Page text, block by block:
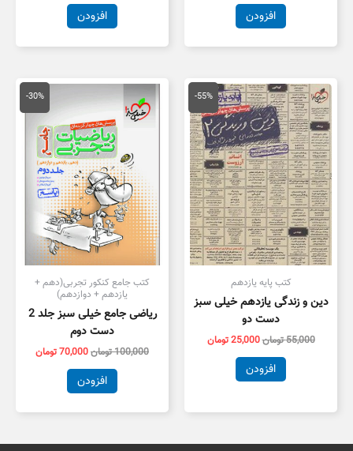
افزودن افزودن
-55%
کتب پایه یازدهم
دین و زندگی یازدهم خیلی سبز
دست دو
55,000تومان
قیمت
اصلی
55,000 تومان
بود.
25,000تومان
قیمت
فعلی
است.
افزودن
-30%
کتب جامع کنکور تجربی(دهم +
یازدهم + دوازدهم)
ریاضی جامع خیلی سبز جلد 2
دست دوم
100,000تومان
قیمت
100,000 تومان
بود.
70,000تومان
قیمت
فعلی
افزودن